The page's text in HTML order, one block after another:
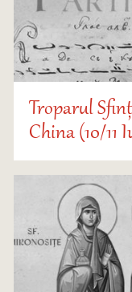
Troparul
China (10/11